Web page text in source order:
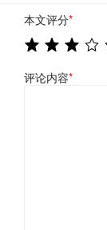
本文评分*
评论内容*